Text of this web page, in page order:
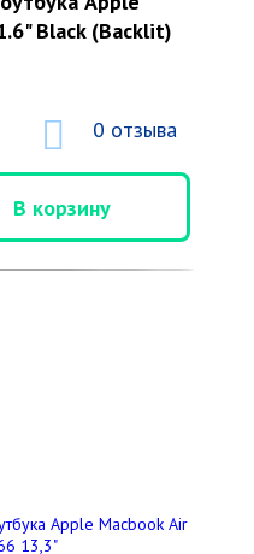
Black (Backlit)
0 отзыва
В корзину